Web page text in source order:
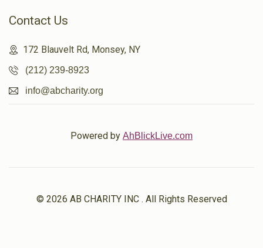
Contact Us
172 Blauvelt Rd, Monsey, NY
(212) 239-8923
info@abcharity.org
Powered by AhBlickLive.com
© 2026 AB CHARITY INC . All Rights Reserved